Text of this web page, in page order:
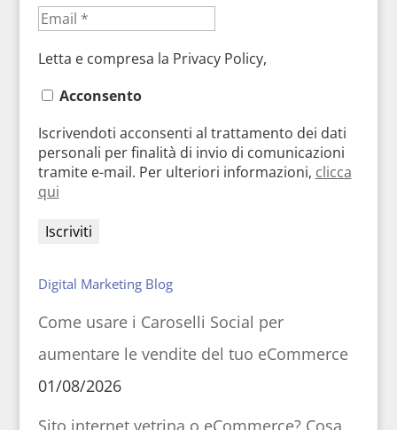
Letta e compresa la Privacy Policy,
Acconsento
Iscrivendoti acconsenti al trattamento dei dati
personali per finalità di invio di comunicazioni
tramite e-mail. Per ulteriori informazioni, clicca
qui
Digital Marketing Blog
Come usare i Caroselli Social per
aumentare le vendite del tuo eCommerce
01/08/2026
Sito internet vetrina o eCommerce? Cosa